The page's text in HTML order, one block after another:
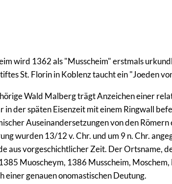
wird 1362 als "Musscheim" erstmals
St. Florin in Koblenz taucht ein "Joeden
Wald Malberg trägt Anzeichen einer
in der späten Eisenzeit mit einem Ringwall
Auseinandersetzungen von den
wurden 13/12 v. Chr. und um 9 n. Chr.
aus vorgeschichtlicher Zeit. Der Ortsname,
Muoscheym, 1386 Musscheim,
einer genauen onomastischen Deutung.